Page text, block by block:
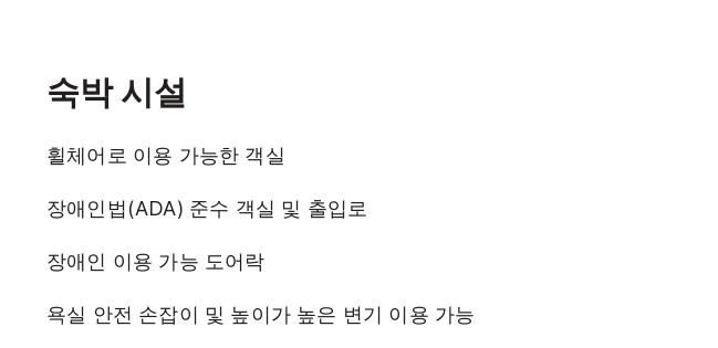
숙박 시설
휠체어로 이용 가능한 객실
장애인법(ADA) 준수 객실 및 출입로
장애인 이용 가능 도어락
욕실 안전 손잡이 및 높이가 높은 변기 이용 가능